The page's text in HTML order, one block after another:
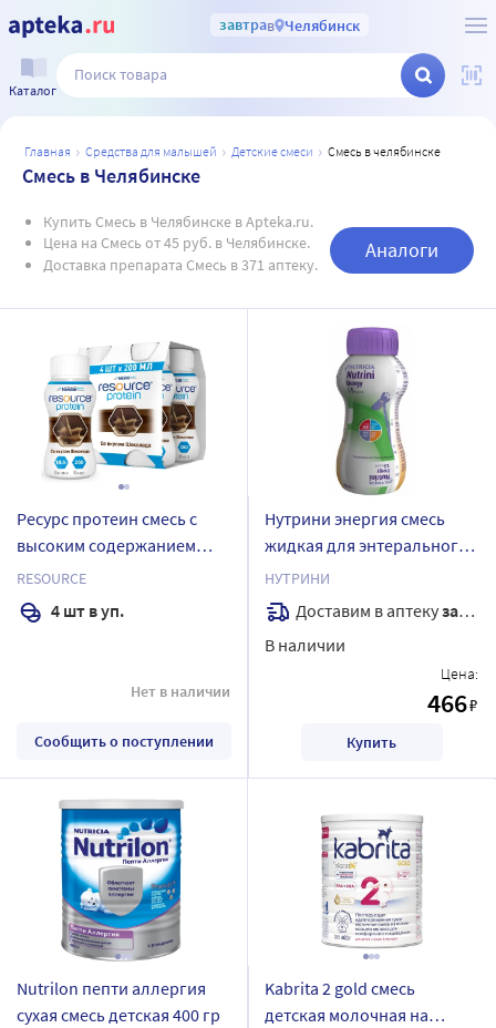
завтрав Челябинск
Каталог
главная средства для малышей детские смеси смесь в челябинске
Смесь в Челябинске
Купить Смесь в Челябинске в Apteka.ru.
Цена на Смесь от 45 руб. в Челябинске.
Доставка препарата Смесь в 371 аптеку.
Аналоги
Ресурс протеин смесь с
высоким содержанием
белка со вкусом шоколада
для энтерального питания
200 мл 4 шт.
RESOURCE
4 шт в уп.
Нет в наличии
Сообщить о поступлении
Нутрини энергия смесь
жидкая для энтерального
питания детей 200 мл
НУТРИНИ
Доставим в аптекузавтра
В наличии
Цена:
466₽
Купить
Nutrilon пепти аллергия
сухая смесь детская 400 гр
Kabrita 2 gold смесь
детская молочная на